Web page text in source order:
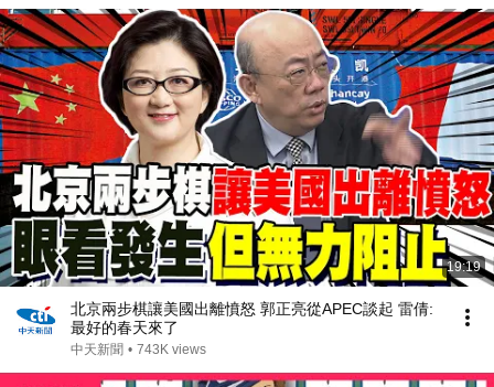
19:19
北京兩步棋讓美國出離憤怒 郭正亮從APEC談起 雷倩:
最好的春天來了
中天新聞 • 743K views